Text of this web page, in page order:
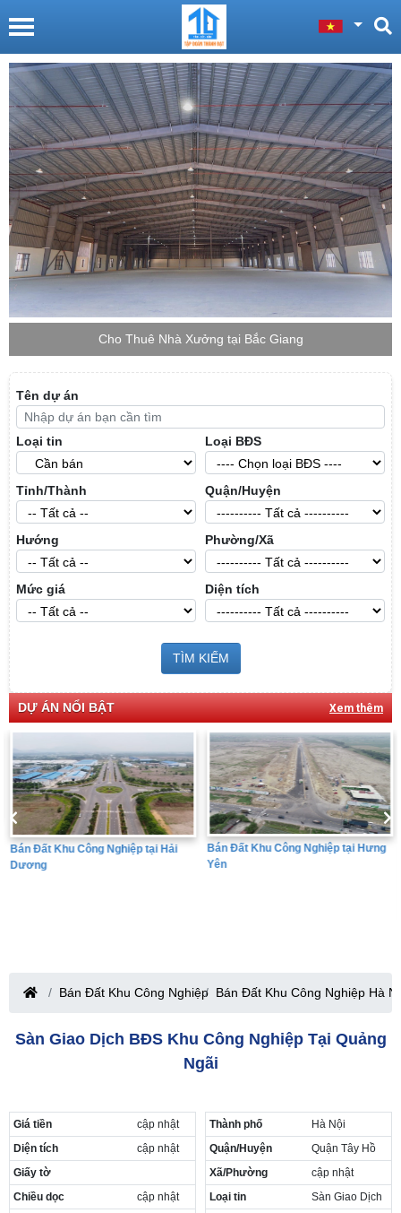
Cho Thuê Nhà Xưởng tại Bắc Giang
Tên dự án
Loại tin Loại BĐS
Tỉnh/Thành Quận/Huyện
Hướng Phường/Xã
Mức giá Diện tích
TÌM KIẾM
DỰ ÁN NỔI BẬT Xem thêm
Bán Đất Khu Công Nghiệp tại Hải
Dương
Bán Đất Khu Công Nghiệp tại Hưng
Yên
Bán Đất Khu Công Nghiệp Bán Đất Khu Công Nghiệp Hà
Sàn Giao Dịch BĐS Khu Công Nghiệp Tại Quảng
Ngãi
Giá tiền
cập nhật
Diện tích
cập nhật
Giấy tờ
Chiều dọc
cập nhật
Thành phố
Hà Nội
Quận/Huyện
Quận Tây Hồ
Xã/Phường
cập nhật
Loại tin
Sàn Giao Dịch